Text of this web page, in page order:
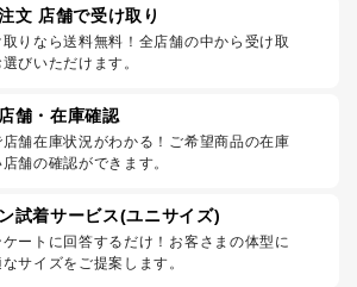
文 店舗で受け取り
りなら送料無料！全店舗の中から受け取
びいただけます。
舗・在庫確認
舗在庫状況がわかる！ご希望商品の在庫
舗の確認ができます。
試着サービス(ユニサイズ)
ートに回答するだけ！お客さまの体型に
サイズをご提案します。